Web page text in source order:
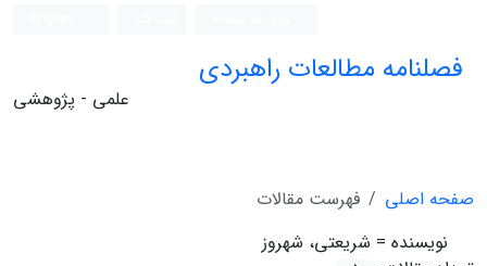
فصلنامه مطالعات راهبردی
علمی - پژوهشی
صفحه اصلی
فهرست مقالات
نویسنده = شریعتی، شهروز